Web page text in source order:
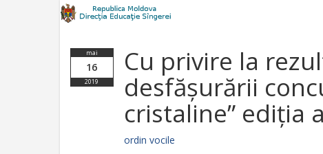
mai
16
2019
Cu privire la
desfășurării
cristaline” ediția
ordin vocile